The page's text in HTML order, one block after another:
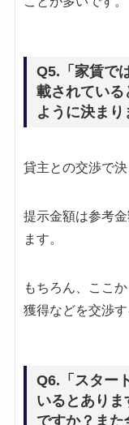
Q5.「家賃で
載されている
ように決まり
貸主との交渉で決
提示金額は参考
ます。
もちろん、ここ
獲得などを交渉す
Q6.「スター
いるとあり
ですか？ま